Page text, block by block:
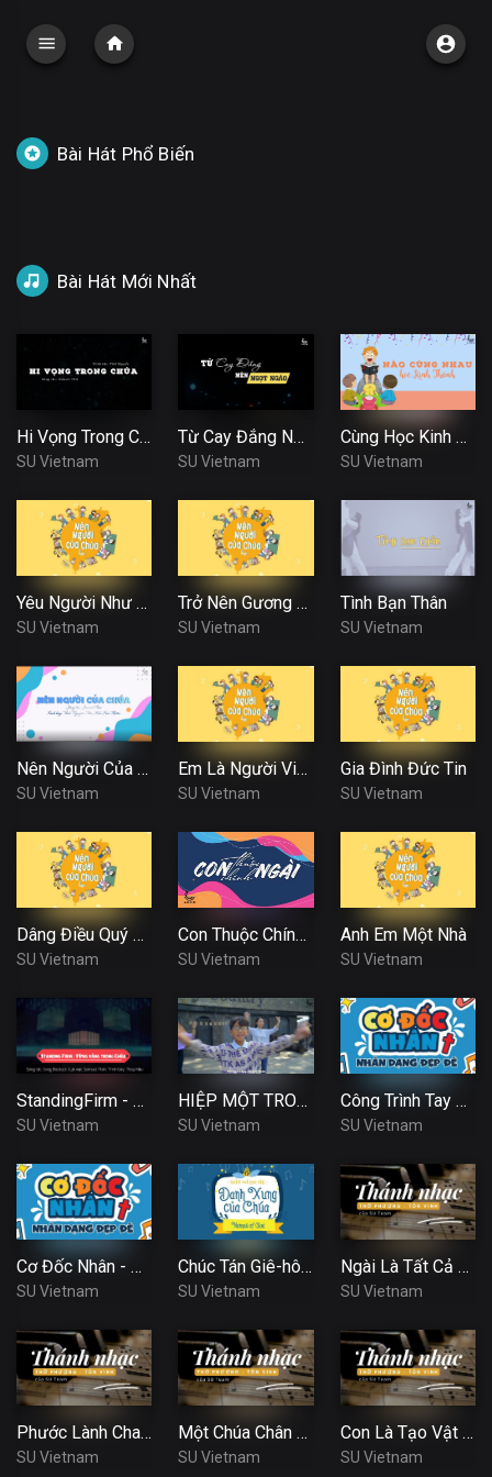
Bài Hát Phổ Biến
Bài Hát Mới Nhất
Hi Vọng Trong Chúa
SU Vietnam
Từ Cay Đắng Nên Ngọt Ngào
SU Vietnam
Cùng Học Kinh Thánh
SU Vietnam
Yêu Người Như Chính Mình
SU Vietnam
Trở Nên Gương Mẫu
SU Vietnam
Tình Bạn Thân
SU Vietnam
Nên Người Của Chúa
SU Vietnam
Em Là Người Việt Nam
SU Vietnam
Gia Đình Đức Tin
SU Vietnam
Dâng Điều Quý Nhất
SU Vietnam
Con Thuộc Chính Ngài
SU Vietnam
Anh Em Một Nhà
SU Vietnam
StandingFirm - Vững Vàng Trong Chúa | Video Lyrics | SU Việt Nam
SU Vietnam
HIỆP MỘT TRONG THÁNH LINH | TRƯỜNG CHÚA NHẬT 2021 | SU VIỆT NAM
SU Vietnam
Công Trình Tay Ngài
SU Vietnam
Cơ Đốc Nhân - Nhân Dạng Đẹp Đẽ
SU Vietnam
Chúc Tán Giê-hô-va
SU Vietnam
Ngài Là Tất Cả Của Con
SU Vietnam
Phước Lành Cha Ban
SU Vietnam
Một Chúa Chân Thật
SU Vietnam
Con Là Tạo Vật Mới
SU Vietnam